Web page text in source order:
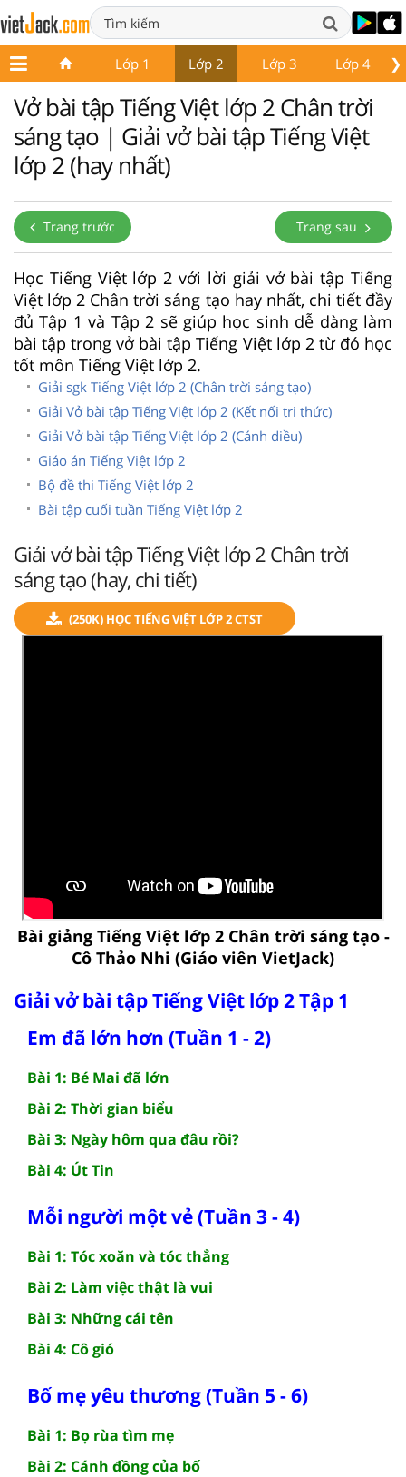
❯
Lớp 1 Lớp 2 Lớp 3 Lớp 4
Vở bài tập Tiếng Việt lớp 2 Chân trời
sáng tạo | Giải vở bài tập Tiếng Việt
lớp 2 (hay nhất)
Trang trước Trang sau
Học Tiếng Việt lớp 2 với lời giải vở bài tập Tiếng
Việt lớp 2 Chân trời sáng tạo hay nhất, chi tiết đầy
đủ Tập 1 và Tập 2 sẽ giúp học sinh dễ dàng làm
bài tập trong vở bài tập Tiếng Việt lớp 2 từ đó học
tốt môn Tiếng Việt lớp 2.
Giải sgk Tiếng Việt lớp 2 (Chân trời sáng tạo)
Giải Vở bài tập Tiếng Việt lớp 2 (Kết nối tri thức)
Giải Vở bài tập Tiếng Việt lớp 2 (Cánh diều)
Giáo án Tiếng Việt lớp 2
Bộ đề thi Tiếng Việt lớp 2
Bài tập cuối tuần Tiếng Việt lớp 2
Giải vở bài tập Tiếng Việt lớp 2 Chân trời
sáng tạo (hay, chi tiết)
(250K) HỌC TIẾNG VIỆT LỚP 2 CTST
Bài giảng Tiếng Việt lớp 2 Chân trời sáng tạo -
Cô Thảo Nhi (Giáo viên VietJack)
Giải vở bài tập Tiếng Việt lớp 2 Tập 1
Em đã lớn hơn (Tuần 1 - 2)
Bài 1: Bé Mai đã lớn
Bài 2: Thời gian biểu
Bài 3: Ngày hôm qua đâu rồi?
Bài 4: Út Tin
Mỗi người một vẻ (Tuần 3 - 4)
Bài 1: Tóc xoăn và tóc thẳng
Bài 2: Làm việc thật là vui
Bài 3: Những cái tên
Bài 4: Cô gió
Bố mẹ yêu thương (Tuần 5 - 6)
Bài 1: Bọ rùa tìm mẹ
Bài 2: Cánh đồng của bố